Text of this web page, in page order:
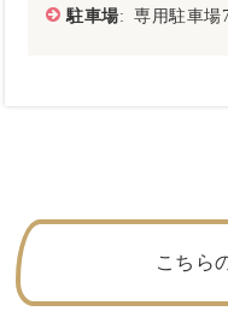
駐車場: 専用駐車場
こちら